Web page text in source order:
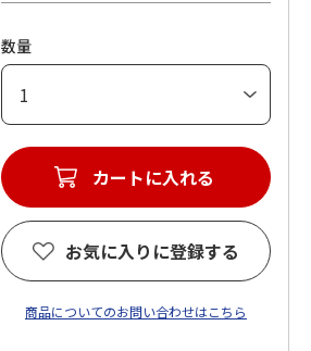
数量
カートに入れる
お気に入りに登録する
商品についてのお問い合わせはこちら